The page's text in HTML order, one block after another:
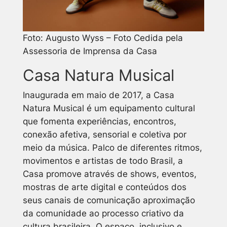
Foto: Augusto Wyss – Foto Cedida pela
Assessoria de Imprensa da Casa
Casa Natura Musical
Inaugurada em maio de 2017, a Casa
Natura Musical é um equipamento cultural
que fomenta experiências, encontros,
conexão afetiva, sensorial e coletiva por
meio da música. Palco de diferentes ritmos,
movimentos e artistas de todo Brasil, a
Casa promove através de shows, eventos,
mostras de arte digital e conteúdos dos
seus canais de comunicação aproximação
da comunidade ao processo criativo da